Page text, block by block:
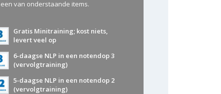
van onderstaande items.
Gratis Minitraining; kost niets,
levert veel op
6-daagse NLP in een notendop 3
(vervolgtraining)
5-daagse NLP in een notendop 2
(vervolgtraining)